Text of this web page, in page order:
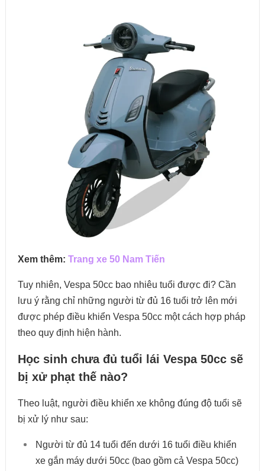
Xem thêm: Trang xe 50 Nam Tiến
Tuy nhiên, Vespa 50cc bao nhiêu tuổi được đi? Cần
lưu ý rằng chỉ những người từ đủ 16 tuổi trở lên mới
được phép điều khiển Vespa 50cc một cách hợp pháp
theo quy định hiện hành.
Học sinh chưa đủ tuổi lái Vespa 50cc sẽ
bị xử phạt thế nào?
Theo luật, người điều khiển xe không đúng độ tuổi sẽ
bị xử lý như sau:
Người từ đủ 14 tuổi đến dưới 16 tuổi điều khiển
xe gắn máy dưới 50cc (bao gồm cả Vespa 50cc)